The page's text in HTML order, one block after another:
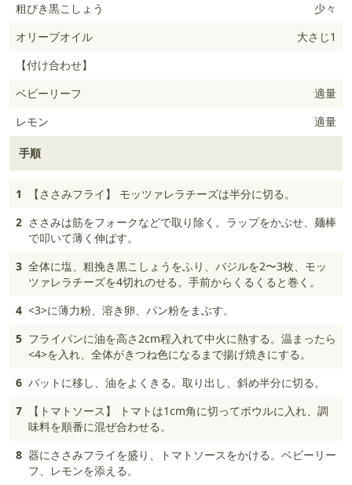
粗びき黒こしょう
少々
オリーブオイル
大さじ1
【付け合わせ】
ベビーリーフ
適量
レモン
適量
手順
1
【ささみフライ】 モッツァレラチーズは半分に切る。
2 ささみは筋をフォークなどで取り除く。ラップをかぶせ、麺棒
で叩いて薄く伸ばす。
3 全体に塩、粗挽き黒こしょうをふり、バジルを2〜3枚、モッ
ツァレラチーズを4切れのせる。手前からくるくると巻く。
4 <3>に薄力粉、溶き卵、パン粉をまぶす。
5 フライパンに油を高さ2cm程入れて中火に熱する。温まったら
<4>を入れ、全体がきつね色になるまで揚げ焼きにする。
6 バットに移し、油をよくきる。取り出し、斜め半分に切る。
7
【トマトソース】 トマトは1cm角に切ってボウルに入れ、調
味料を順番に混ぜ合わせる。
8 器にささみフライを盛り、トマトソースをかける。ベビーリー
フ、レモンを添える。